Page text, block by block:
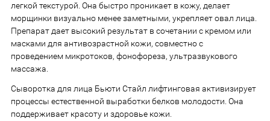
легкой текстурой. Она быстро проникает в кожу, делает
морщинки визуально менее заметными, укрепляет овал лица.
Препарат дает высокий результат в сочетании с кремом или
масками для антивозрастной кожи, совместно с
проведением микротоков, фонофореза, ультразвукового
массажа.
Сыворотка для лица Бьюти Стайл лифтинговая активизирует
процессы естественной выработки белков молодости. Она
поддерживает красоту и здоровье кожи.